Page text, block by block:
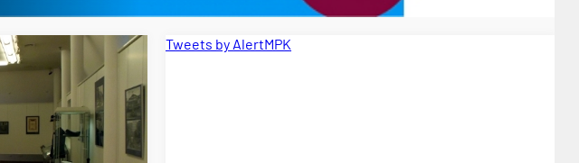
Tweets by AlertMPK